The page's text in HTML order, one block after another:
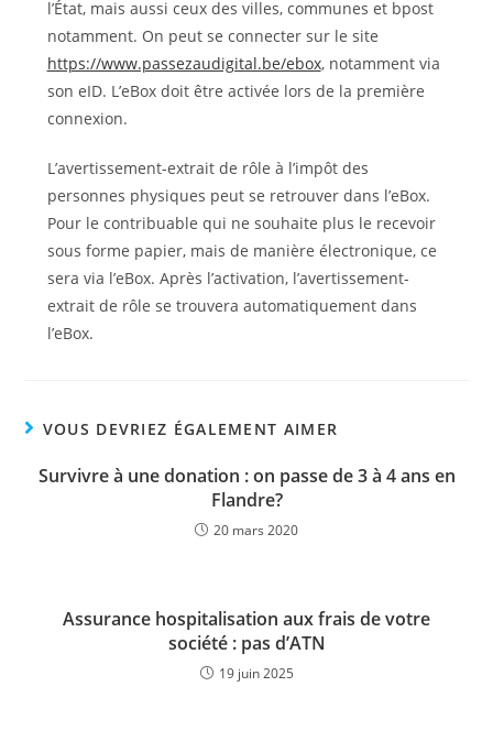
l’État, mais aussi ceux des villes, communes et bpost
notamment. On peut se connecter sur le site
https://www.passezaudigital.be/ebox, notamment via
son eID. L’eBox doit être activée lors de la première
connexion.
L’avertissement-extrait de rôle à l’impôt des
personnes physiques peut se retrouver dans l’eBox.
Pour le contribuable qui ne souhaite plus le recevoir
sous forme papier, mais de manière électronique, ce
sera via l’eBox. Après l’activation, l’avertissement-
extrait de rôle se trouvera automatiquement dans
l’eBox.
VOUS DEVRIEZ ÉGALEMENT AIMER
Survivre à une donation : on passe de 3 à 4 ans en
Flandre?
20 mars 2020
Assurance hospitalisation aux frais de votre
société : pas d’ATN
19 juin 2025